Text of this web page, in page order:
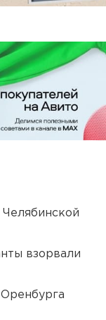
Челябинской
взорвали